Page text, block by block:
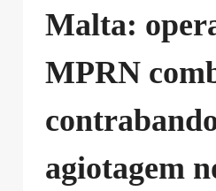
Malta:
MPRN
agiotagem